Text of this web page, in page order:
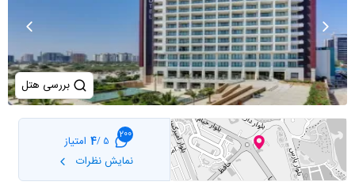
بررسی هتل
200
5 /
4 امتیاز
نمایش نظرات